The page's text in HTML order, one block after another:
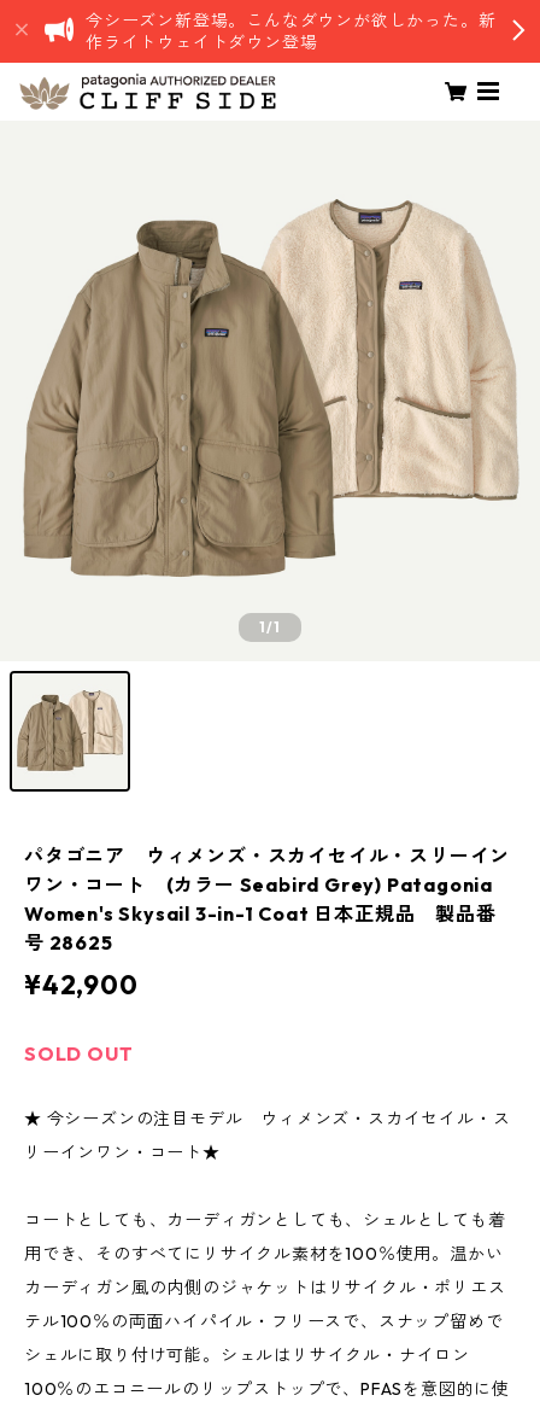
今シーズン新登場。こんなダウンが欲しかった。新
作ライトウェイトダウン登場
1/1
パタゴニア ウィメンズ・スカイセイル・スリーイン
ワン・コート (カラー Seabird Grey) Patagonia
Women's Skysail 3-in-1 Coat 日本正規品 製品番
号 28625
¥42,900
SOLD OUT
★ 今シーズンの注目モデル ウィメンズ・スカイセイル・ス
リーインワン・コート★
コートとしても、カーディガンとしても、シェルとしても着
用でき、そのすべてにリサイクル素材を100％使用。温かい
カーディガン風の内側のジャケットはリサイクル・ポリエス
テル100％の両面ハイパイル・フリースで、スナップ留めで
シェルに取り付け可能。シェルはリサイクル・ナイロン
100％のエコニールのリップストップで、PFASを意図的に使